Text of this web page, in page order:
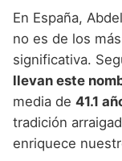
En España,
no es de los
significativa.
llevan este
media de 41.1
tradición
enriquece